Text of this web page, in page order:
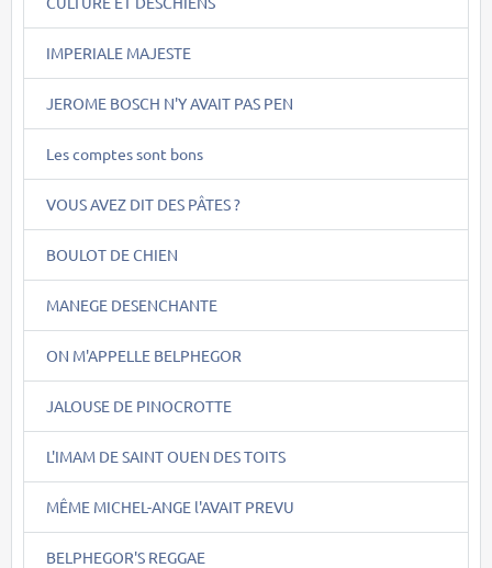
IMPERIALE MAJESTE
JEROME BOSCH N'Y AVAIT PAS PEN
Les comptes sont bons
VOUS AVEZ DIT DES PÂTES ?
BOULOT DE CHIEN
MANEGE DESENCHANTE
ON M'APPELLE BELPHEGOR
JALOUSE DE PINOCROTTE
L'IMAM DE SAINT OUEN DES TOITS
MÊME MICHEL-ANGE l'AVAIT PREVU
BELPHEGOR'S REGGAE